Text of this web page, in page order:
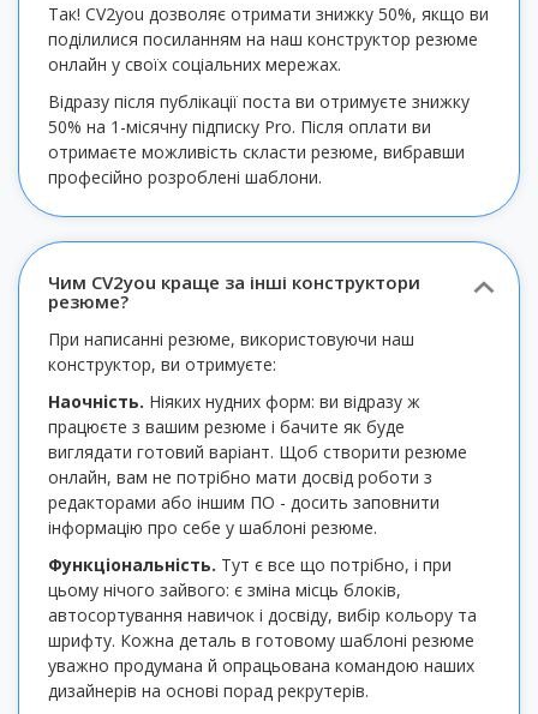
Так! CV2you дозволяє отримати знижку 50%, якщо ви
поділилися посиланням на наш конструктор резюме
онлайн у своїх соціальних мережах.
Відразу після публікації поста ви отримуєте знижку
50% на 1-місячну підписку Pro. Після оплати ви
отримаєте можливість скласти резюме, вибравши
професійно розроблені шаблони.
Чим CV2you краще за інші конструктори
резюме?
При написанні резюме, використовуючи наш
конструктор, ви отримуєте:
Наочність. Ніяких нудних форм: ви відразу ж
працюєте з вашим резюме і бачите як буде
виглядати готовий варіант. Щоб створити резюме
онлайн, вам не потрібно мати досвід роботи з
редакторами або іншим ПО - досить заповнити
інформацію про себе у шаблоні резюме.
Функціональність. Тут є все що потрібно, і при
цьому нічого зайвого: є зміна місць блоків,
автосортування навичок і досвіду, вибір кольору та
шрифту. Кожна деталь в готовому шаблоні резюме
уважно продумана й опрацьована командою наших
дизайнерів на основі порад рекрутерів.